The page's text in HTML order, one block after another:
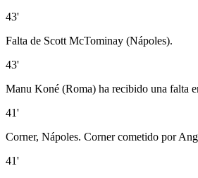
43'
Falta de Scott McTominay (Nápoles).
43'
Manu Koné (Roma) ha recibido una falta
41'
Corner, Nápoles. Corner cometido por
41'